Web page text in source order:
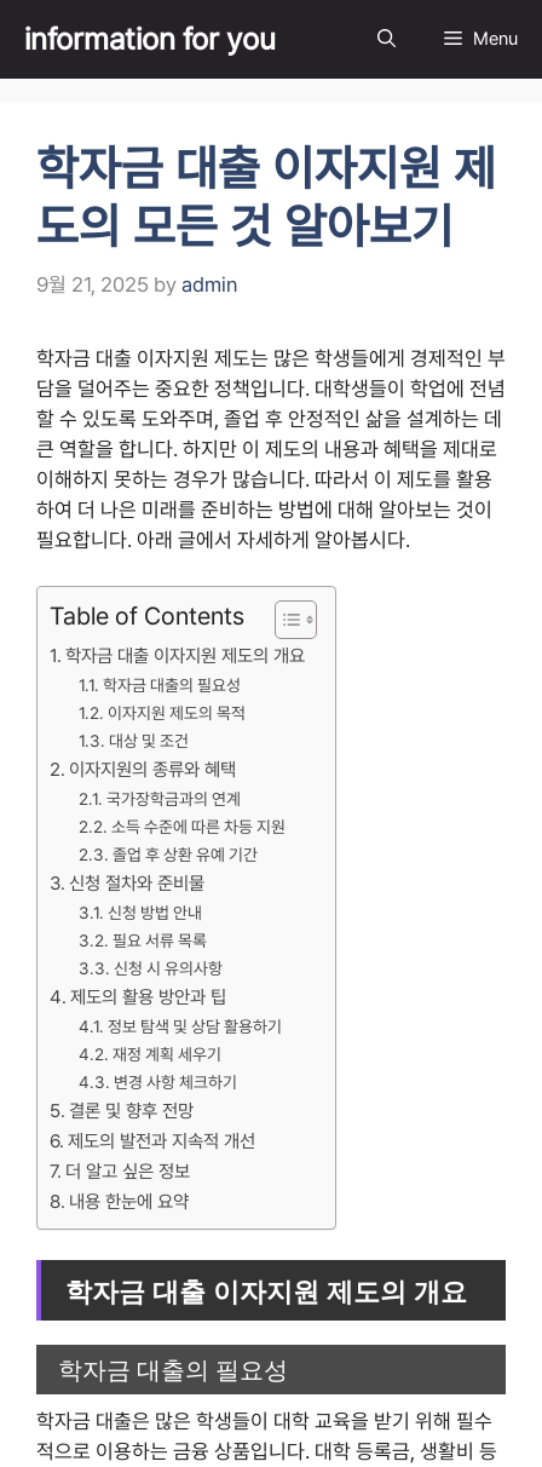
content
information for you Menu
학자금 대출 이자지원 제
도의 모든 것 알아보기
9월 21, 2025 by admin
학자금 대출 이자지원 제도는 많은 학생들에게 경제적인 부
담을 덜어주는 중요한 정책입니다. 대학생들이 학업에 전념
할 수 있도록 도와주며, 졸업 후 안정적인 삶을 설계하는 데
큰 역할을 합니다. 하지만 이 제도의 내용과 혜택을 제대로
이해하지 못하는 경우가 많습니다. 따라서 이 제도를 활용
하여 더 나은 미래를 준비하는 방법에 대해 알아보는 것이
필요합니다. 아래 글에서 자세하게 알아봅시다.
Table of Contents
학자금 대출 이자지원 제도의 개요
학자금 대출의 필요성
이자지원 제도의 목적
대상 및 조건
이자지원의 종류와 혜택
국가장학금과의 연계
소득 수준에 따른 차등 지원
졸업 후 상환 유예 기간
신청 절차와 준비물
신청 방법 안내
필요 서류 목록
신청 시 유의사항
제도의 활용 방안과 팁
정보 탐색 및 상담 활용하기
재정 계획 세우기
변경 사항 체크하기
결론 및 향후 전망
제도의 발전과 지속적 개선
더 알고 싶은 정보
내용 한눈에 요약
학자금 대출 이자지원 제도의 개요
학자금 대출의 필요성
학자금 대출은 많은 학생들이 대학 교육을 받기 위해 필수
적으로 이용하는 금융 상품입니다. 대학 등록금, 생활비 등